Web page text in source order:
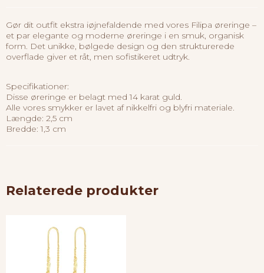
Gør dit outfit ekstra iøjnefaldende med vores Filipa øreringe –
et par elegante og moderne øreringe i en smuk, organisk
form. Det unikke, bølgede design og den strukturerede
overflade giver et råt, men sofistikeret udtryk.
Specifikationer:
Disse øreringe er belagt med 14 karat guld.
Alle vores smykker er lavet af nikkelfri og blyfri materiale.
Længde: 2,5 cm
Bredde: 1,3 cm
Relaterede produkter